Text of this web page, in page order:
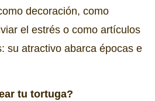
decoración, como
el estrés o como artículos
su atractivo abarca épocas e
tu tortuga?